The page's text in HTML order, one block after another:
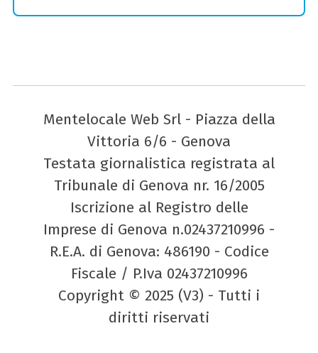
Mentelocale Web Srl - Piazza della
Vittoria 6/6 - Genova
Testata giornalistica registrata al
Tribunale di Genova nr. 16/2005
Iscrizione al Registro delle
Imprese di Genova n.02437210996 -
R.E.A. di Genova: 486190 - Codice
Fiscale / P.Iva 02437210996
Copyright © 2025 (V3) - Tutti i
diritti riservati